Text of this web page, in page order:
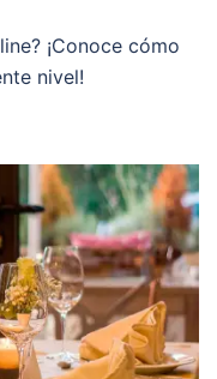
¡Conoce cómo
nivel!